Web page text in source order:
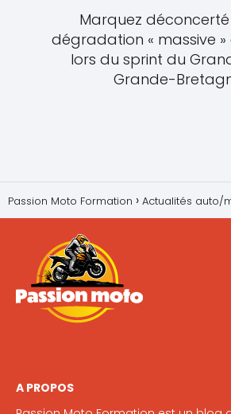
Marquez
dégradation « massive »
lors du sprint du
Grande-
Passion Moto Formation Actualités auto/
A PROPOS